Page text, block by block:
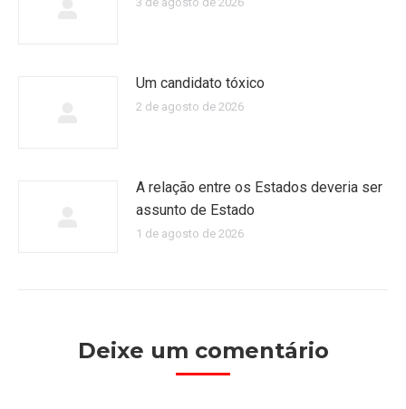
Um candidato tóxico
2 de agosto de 2026
A relação entre os Estados deveria ser
assunto de Estado
1 de agosto de 2026
Deixe um comentário